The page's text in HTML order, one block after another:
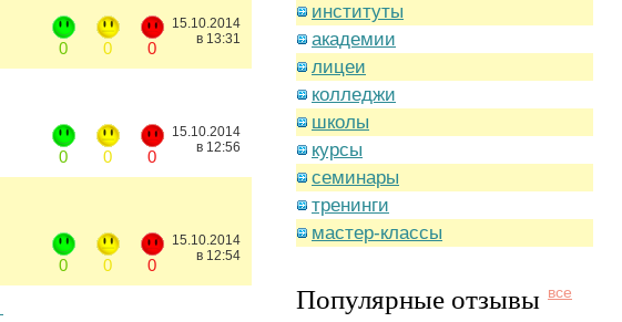
0
0 0
15.10.2014
в 13:31
0
0 0
15.10.2014
в 12:56
0
0 0
15.10.2014
в 12:54
институты
академии
лицеи
колледжи
школы
курсы
семинары
тренинги
мастер-классы
Популярные отзывы все